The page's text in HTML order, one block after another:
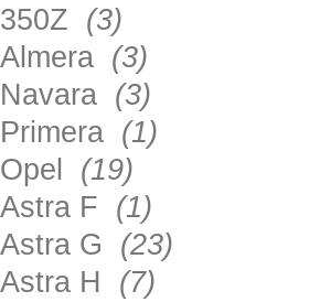
350Z (3)
Almera (3)
Navara (3)
Primera (1)
Opel (19)
Astra F (1)
Astra G (23)
Astra H (7)